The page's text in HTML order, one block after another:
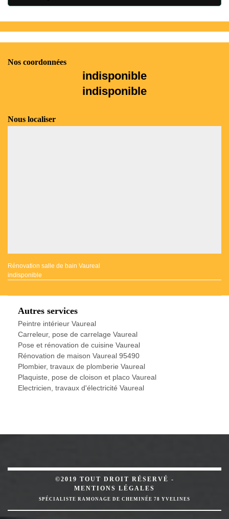
Nos coordonnées
indisponible
indisponible
Nous localiser
Rénovation salle de bain Vaureal
indisponible
Autres services
Peintre intérieur Vaureal
Carreleur, pose de carrelage Vaureal
Pose et rénovation de cuisine Vaureal
Rénovation de maison Vaureal 95490
Plombier, travaux de plomberie Vaureal
Plaquiste, pose de cloison et placo Vaureal
Electricien, travaux d'électricité Vaureal
©2019 TOUT DROIT RÉSERVÉ -
MENTIONS LÉGALES
SPÉCIALISTE RAMONAGE DE CHEMINÉE 78 YVELINES